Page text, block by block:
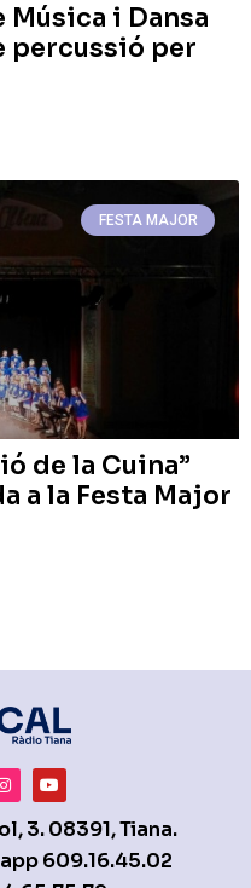
Música i Dansa
percussió per
FESTA MAJOR
de la Cuina”
a la Festa Major
3. 08391, Tiana.
609.16.45.02